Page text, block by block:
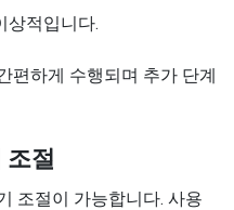
상적입니다.
편하게 수행되며 추가 단계
조절
조절이 가능합니다. 사용